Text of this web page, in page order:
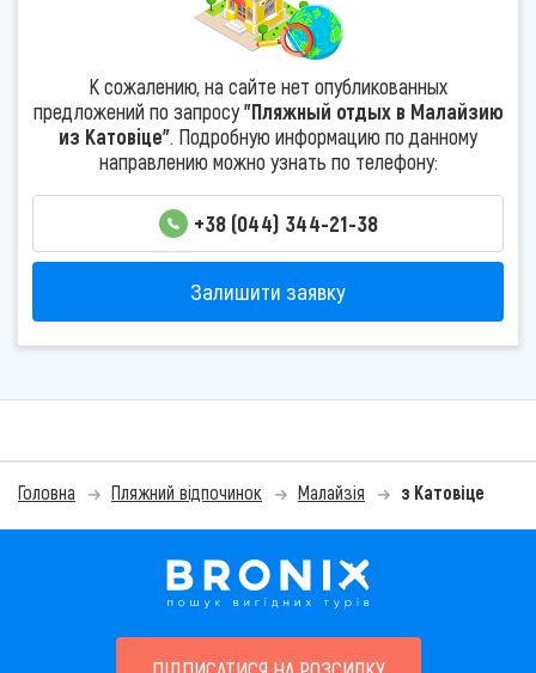
К сожалению, на сайте нет опубликованных
предложений по запросу"Пляжный отдых в Малайзию
из Катовіце". Подробную информацию по данному
направлению можно узнать по телефону:
+38 (044) 344-21-38
Залишити заявку
Головна Пляжний відпочинок Малайзія з Катовіце